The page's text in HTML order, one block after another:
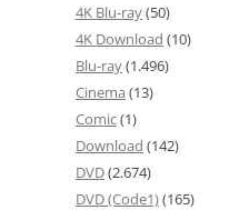
4K Blu-ray(50)
4K Download (10)
Blu-ray(1.496)
Cinema (13)
Comic(1)
Download (142)
DVD(2.674)
DVD (Code1)(165)